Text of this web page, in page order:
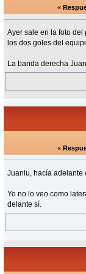
«
Ayer sale en la foto
los dos goles del
La banda derecha
«
Juanlu, hacía adelante
Yo no lo veo como
delante sí.